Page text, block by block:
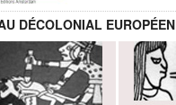
DÉCOLONIAL EUROPÉEN